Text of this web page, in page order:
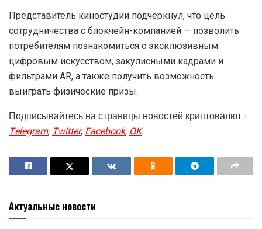
Представитель киностудии подчеркнул, что цель
сотрудничества с блокчейн-компанией — позволить
потребителям познакомиться с эксклюзивным
цифровым искусством, закулисными кадрами и
фильтрами AR, а также получить возможность
выиграть физические призы.
Подписывайтесь на страницы новостей криптовалют -
Telegram,Twitter,Facebook,OK
Актуальные новости